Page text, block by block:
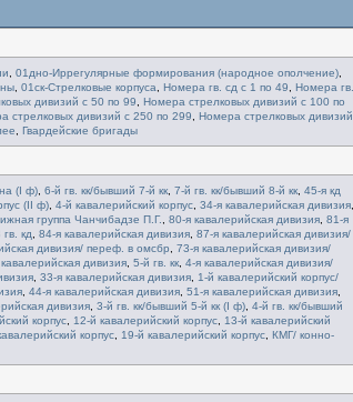
01дно-Иррегулярные формирования (народное ополчение),
, 01ск-Стрелковые корпуса Номера гв. сд с 1 по 49
Номера гв.
дивизий с 50 по 99
Номера стрелковых дивизий с 100 по
стрелковых дивизий с 250 по 299
Номера стрелковых дивизий
Гвардейские бригады
(I ф), 6-й гв. кк/бывший 7-й кк, 7-й гв. кк/бывший 8-й кк, 45-я кд
(II ф), 4-й кавалерийский корпус, 34-я кавалерийская дивизия,
группа Чанчибадзе П.Г. 80-я кавалерийская дивизия, 81-я
кд 84-я кавалерийская дивизия, 87-я кавалерийская дивизия/
дивизия/ переф. в омсбр
73-я кавалерийская дивизия/
дивизия, 5-й гв. кк, 4-я кавалерийская дивизия/
, 33-я кавалерийская дивизия,
1-й кавалерийский корпус/
, 44-я кавалерийская дивизия, 51-я кавалерийская дивизия,
дивизия, 3-й гв. кк/бывший 5-й кк (I ф), 4-й гв. кк/бывший
корпус, 12-й кавалерийский корпус,
13-й кавалерийский
корпус, 19-й кавалерийский корпус, КМГ/ конно-